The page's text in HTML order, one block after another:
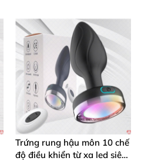
Trứng rung hậu môn 10 chế
độ điều khiển từ xa led siêu